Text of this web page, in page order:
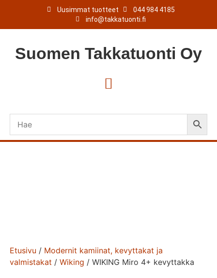
Uusimmat tuotteet
044 984 4185
info@takkatuonti.fi
Suomen Takkatuonti Oy
Etusivu / Modernit kamiinat, kevyttakat ja
valmistakat / Wiking / WIKING Miro 4+ kevyttakka